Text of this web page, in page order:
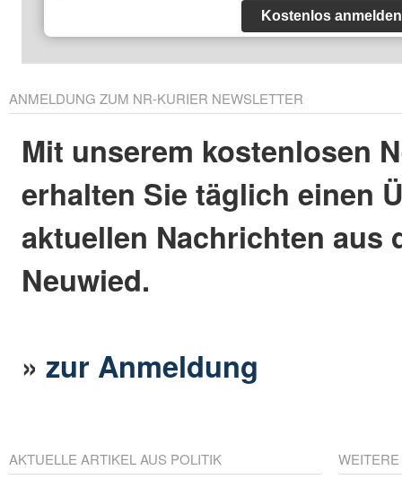
Kostenlos anmelden
ANMELDUNG ZUM NR-KURIER NEWSLETTER
Mit unserem kostenlosen
erhalten Sie täglich einen
aktuellen Nachrichten aus
Neuwied.
»zur Anmeldung
AKTUELLE ARTIKEL AUS POLITIK